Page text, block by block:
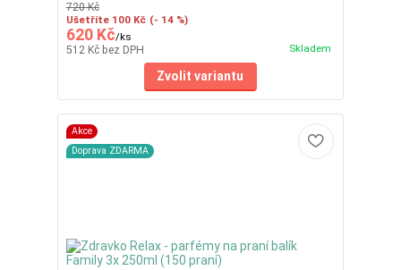
720 Kč
Ušetříte 100 Kč (- 14 %)
620 Kč/ks
512 Kč bez DPH Skladem
Zvolit variantu
Akce
Doprava ZDARMA